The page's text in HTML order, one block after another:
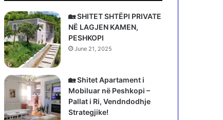
🏡 SHITET SHTËPI PRIVATE
NË LAGJEN KAMEN,
PESHKOPI
June 21, 2025
🏡 Shitet Apartament i
Mobiluar në Peshkopi –
Pallat i Ri, Vendndodhje
Strategjike!